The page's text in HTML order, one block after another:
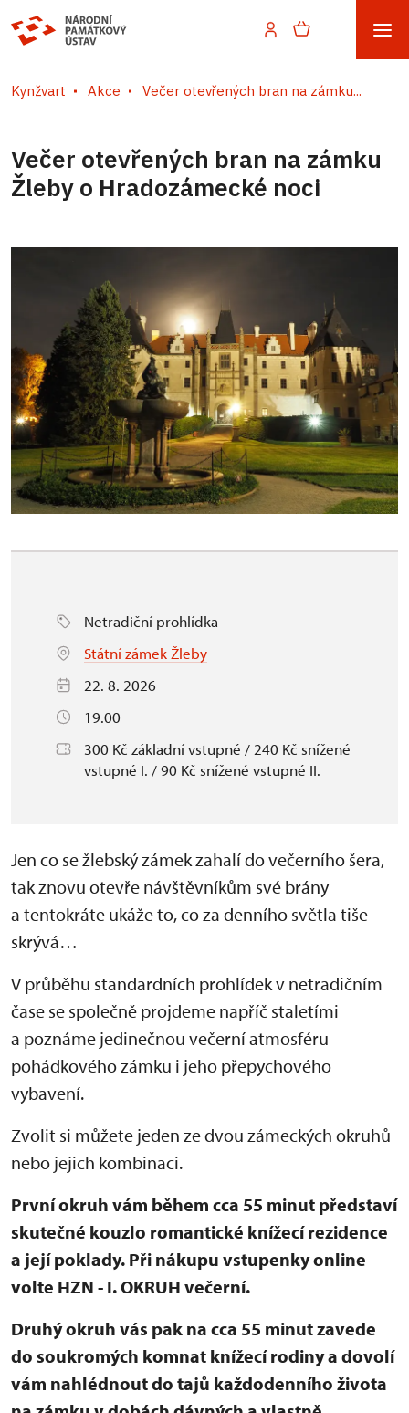
Kynžvart Akce Večer otevřených bran na zámku...
Večer otevřených bran na zámku
Žleby o Hradozámecké noci
Netradiční prohlídka
Státní zámek Žleby
22. 8. 2026
19.00
300 Kč základní vstupné / 240 Kč snížené
vstupné I. / 90 Kč snížené vstupné II.
Jen co se žlebský zámek zahalí do večerního šera,
tak znovu otevře návštěvníkům své brány
a tentokráte ukáže to, co za denního světla tiše
skrývá…
V průběhu standardních prohlídek v netradičním
čase se společně projdeme napříč staletími
a poznáme jedinečnou večerní atmosféru
pohádkového zámku i jeho přepychového
vybavení.
Zvolit si můžete jeden ze dvou zámeckých okruhů
nebo jejich kombinaci.
První okruh vám během cca 55 minut představí
skutečné kouzlo romantické knížecí rezidence
a její poklady. Při nákupu vstupenky online
volte HZN - I. OKRUH večerní.
Druhý okruh vás pak na cca 55 minut zavede
do soukromých komnat knížecí rodiny a dovolí
vám nahlédnout do tajů každodenního života